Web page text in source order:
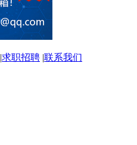
|求职招聘 |联系我们